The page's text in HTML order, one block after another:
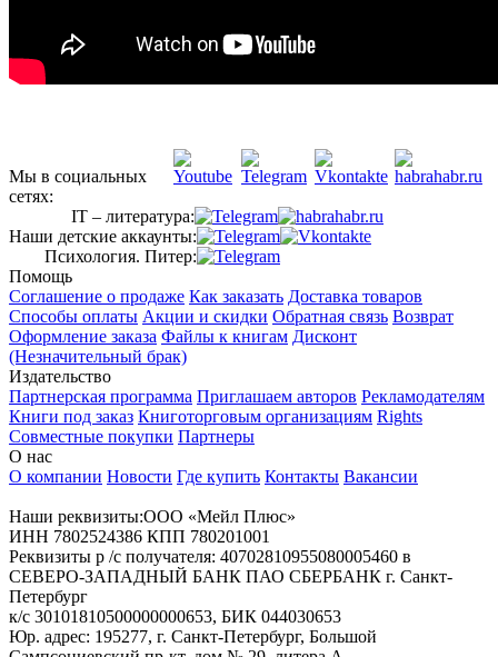
Мы в социальных
сетях:
IT – литература:
Наши детские аккаунты:
Психология. Питер:
Помощь
Соглашение о продаже Как заказать Доставка товаров
Способы оплаты Акции и скидки Обратная связь Возврат
Оформление заказа Файлы к книгам Дисконт
(Незначительный брак)
Издательство
Партнерская программа Приглашаем авторов Рекламодателям
Книги под заказ Книготорговым организациям Rights
Совместные покупки Партнеры
О нас
О компании Новости Где купить Контакты Вакансии
Наши реквизиты:ООО «Мейл Плюс»
ИНН 7802524386 КПП 780201001
Реквизиты р /с получателя: 40702810955080005460 в
СЕВЕРО-ЗАПАДНЫЙ БАНК ПАО СБЕРБАНК г. Санкт-
Петербург
к/с 30101810500000000653, БИК 044030653
Юр. адрес: 195277, г. Санкт-Петербург, Большой